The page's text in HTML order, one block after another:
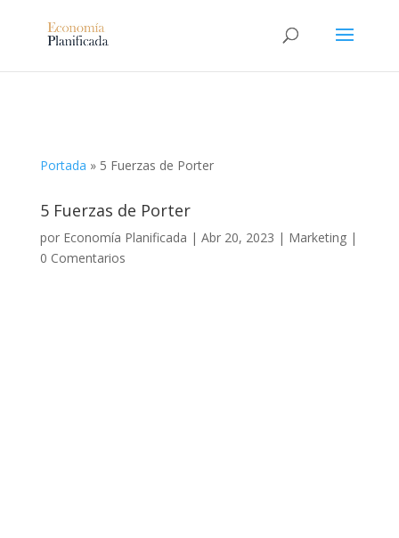
Portada » 5 Fuerzas de Porter
5 Fuerzas de Porter
por Economía Planificada | Abr 20, 2023 | Marketing|
0 Comentarios